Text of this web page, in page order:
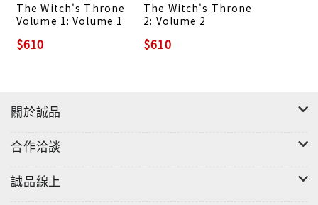
The Witch's Throne
Volume 1: Volume 1
$610
The Witch's Throne
2: Volume 2
$610
關於誠品
合作洽談
誠品線上